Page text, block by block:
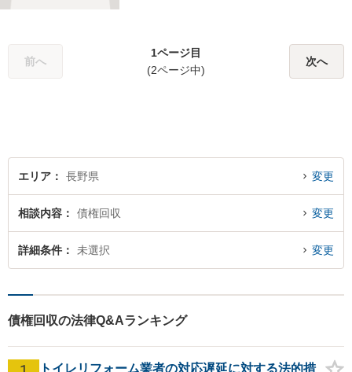
する癖をつけることを勧めて
おります。早期相談が早期解
前へ
1ページ目
(2ページ中)
次へ
エリア 長野県 変更
相談内容 債権回収 変更
詳細条件 未選択 変更
債権回収の法律Q&Aランキング
トイレリフォーム業者の対応遅延に対する法的措